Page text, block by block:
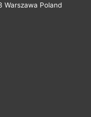
Warszawa Poland